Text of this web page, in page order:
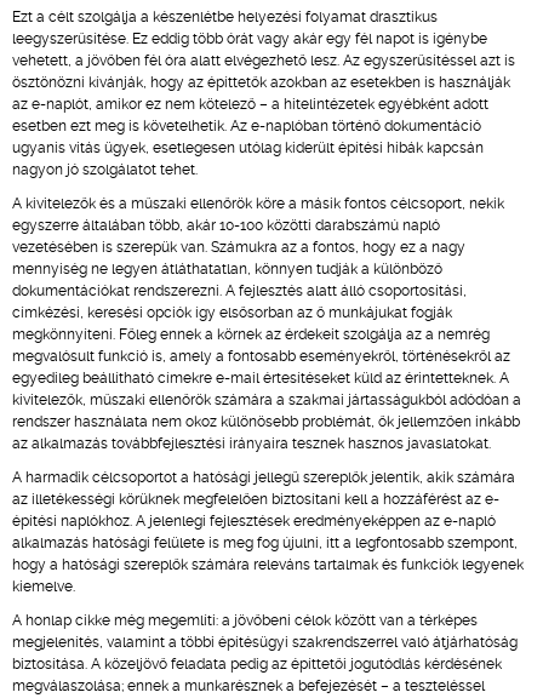
Ezt a célt szolgálja a készenlétbe helyezési folyamat drasztikus
leegyszerűsítése. Ez eddig több órát vagy akár egy fél napot is igénybe
vehetett, a jövőben fél óra alatt elvégezhető lesz. Az egyszerűsítéssel azt is
ösztönözni kívánják, hogy az építtetők azokban az esetekben is használják
az e-naplót, amikor ez nem kötelező – a hitelintézetek egyébként adott
esetben ezt meg is követelhetik. Az e-naplóban történő dokumentáció
ugyanis vitás ügyek, esetlegesen utólag kiderült építési hibák kapcsán
nagyon jó szolgálatot tehet.
A kivitelezők és a műszaki ellenőrök köre a másik fontos célcsoport, nekik
egyszerre általában több, akár 10-100 közötti darabszámú napló
vezetésében is szerepük van. Számukra az a fontos, hogy ez a nagy
mennyiség ne legyen átláthatatlan, könnyen tudják a különböző
dokumentációkat rendszerezni. A fejlesztés alatt álló csoportosítási,
címkézési, keresési opciók így elsősorban az ő munkájukat fogják
megkönnyíteni. Főleg ennek a körnek az érdekeit szolgálja az a nemrég
megvalósult funkció is, amely a fontosabb eseményekről, történésekről az
egyedileg beállítható címekre e-mail értesítéseket küld az érintetteknek. A
kivitelezők, műszaki ellenőrök számára a szakmai jártasságukból adódóan a
rendszer használata nem okoz különösebb problémát, ők jellemzően inkább
az alkalmazás továbbfejlesztési irányaira tesznek hasznos javaslatokat.
A harmadik célcsoportot a hatósági jellegű szereplők jelentik, akik számára
az illetékességi körüknek megfelelően biztosítani kell a hozzáférést az e-
építési naplókhoz. A jelenlegi fejlesztések eredményeképpen az e-napló
alkalmazás hatósági felülete is meg fog újulni, itt a legfontosabb szempont,
hogy a hatósági szereplők számára releváns tartalmak és funkciók legyenek
kiemelve.
A honlap cikke még megemlíti: a jövőbeni célok között van a térképes
megjelenítés, valamint a többi építésügyi szakrendszerrel való átjárhatóság
biztosítása. A közeljövő feladata pedig az építtetői jogutódlás kérdésének
megválaszolása; ennek a munkarésznek a befejezését – a teszteléssel